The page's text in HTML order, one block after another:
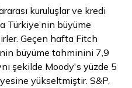
kuruluşlar ve kredi
Türkiye’nin büyüme
Geçen hafta Fitch
büyüme tahminini 7,9
şekilde Moody's yüzde 5
yükseltmiştir. S&P,